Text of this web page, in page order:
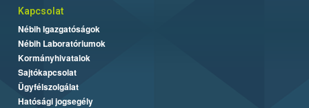
Kapcsolat
Nébih Igazgatóságok
Nébih Laboratóriumok
Kormányhivatalok
Sajtókapcsolat
Ügyfélszolgálat
Hatósági jogsegély